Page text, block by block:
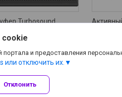
Turbosound
cookie
и предоставления
или отключить их.
Отклонить